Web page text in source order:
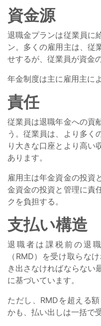
資金源
退職金プランは従業員に
ン。多くの雇用主は、従
せするが、従業員が資金
年金制度は主に雇用主に
責任
従業員は退職年金への貢
う。従業員は、より多く
り大きな口座とより高い
あります。
雇用主は年金資金の投資
金資金の投資と管理に責
クを負担する。
支払い構造
退職者は課税前の退
（RMD）を受け取らな
き出さなければならない
に基づいています。
ただし、RMDを超える
かも、払い出しは一括で